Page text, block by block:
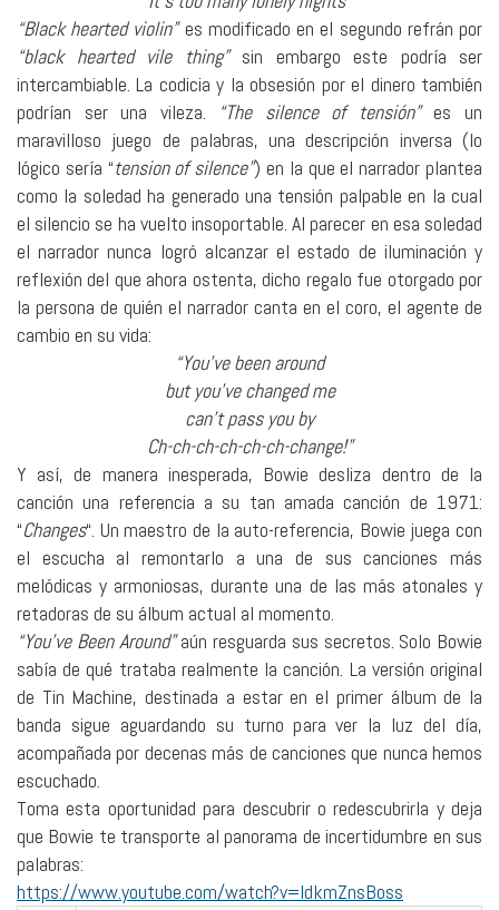
“Black hearted violin”es modificado en el segundo refrán por
“black hearted vile thing”sin embargo este podría ser
intercambiable. La codicia y la obsesión por el dinero también
podrían ser una vileza.
“The silence of tensión”es un
maravilloso juego de palabras, una descripción inversa (lo
lógico sería “tension of silence”) en la que el narrador plantea
como la soledad ha generado una tensión palpable en la cual
el silencio se ha vuelto insoportable. Al parecer en esa soledad
el narrador nunca logró alcanzar el estado de iluminación y
reflexión del que ahora ostenta, dicho regalo fue otorgado por
la persona de quién el narrador canta en el coro, el agente de
cambio en su vida:
“You’ve been around
but you’ve changed me
can’t pass you by
Ch-ch-ch-ch-ch-ch-change!”
Y así, de manera inesperada, Bowie desliza dentro de la
canción una referencia a su tan amada canción de 1971:
“Changes“. Un maestro de la auto-referencia, Bowie juega con
el escucha al remontarlo a una de sus canciones más
melódicas y armoniosas, durante una de las más atonales y
retadoras de su álbum actual al momento.
“You’ve Been Around”aún resguarda sus secretos. Solo Bowie
sabía de qué trataba realmente la canción. La versión original
de Tin Machine, destinada a estar en el primer álbum de la
banda sigue aguardando su turno para ver la luz del día,
acompañada por decenas más de canciones que nunca hemos
escuchado.
Toma esta oportunidad para descubrir o redescubrirla y deja
que Bowie te transporte al panorama de incertidumbre en sus
palabras:
https://www.youtube.com/watch?v=ldkmZnsBoss